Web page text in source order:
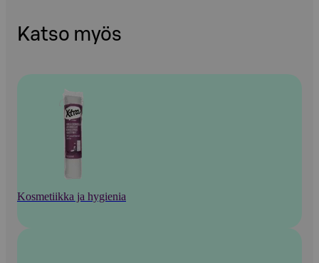
Katso myös
Kosmetiikka ja hygienia